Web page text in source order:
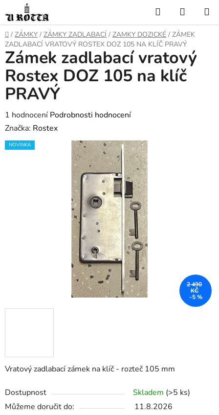
na
obsah
Hledat
KOŠÍK
DOMŮ
/ ZÁMKY / ZÁMKY ZADLABACÍ / ZAMKY DOZICKÉ / ZÁMEK
ZADLABACÍ VRATOVÝ ROSTEX DOZ 105 NA KLÍČ PRAVÝ
Vratový zadlabací zámek na klíč - rozteč 105 mm
Dostupnost Skladem (>5 ks)
Můžeme doručit do:
11.8.2026
Zámek zadlabací vratový
Rostex DOZ 105 na klíč
PRAVÝ
Průměrné
hodnocení
produktu
1 hodnocení Podrobnosti hodnocení
Značka: Rostex
NOVINKA
2 490
KČ
–5 %